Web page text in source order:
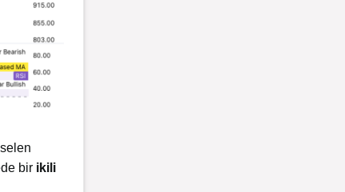
bir ikili